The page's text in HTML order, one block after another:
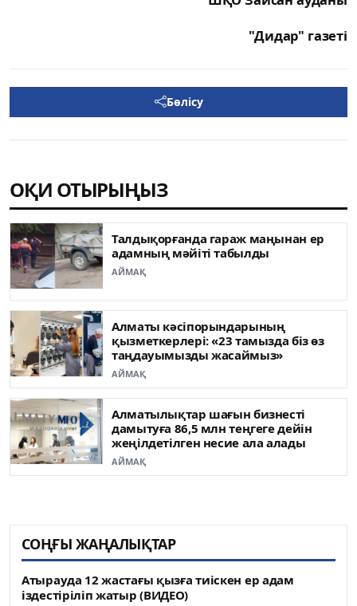
"Дидар" газеті
Бөлісу
ОҚИ ОТЫРЫҢЫЗ
Талдықорғанда гараж маңынан ер
адамның мәйіті табылды
АЙМАҚ
Алматы кәсіпорындарының
қызметкерлері: «23 тамызда біз өз
таңдауымызды жасаймыз»
АЙМАҚ
Алматылықтар шағын бизнесті
дамытуға 86,5 млн теңгеге дейін
жеңілдетілген несие ала алады
АЙМАҚ
СОҢҒЫ ЖАҢАЛЫҚТАР
Атырауда 12 жастағы қызға тиіскен ер адам
іздестіріліп жатыр (ВИДЕО)